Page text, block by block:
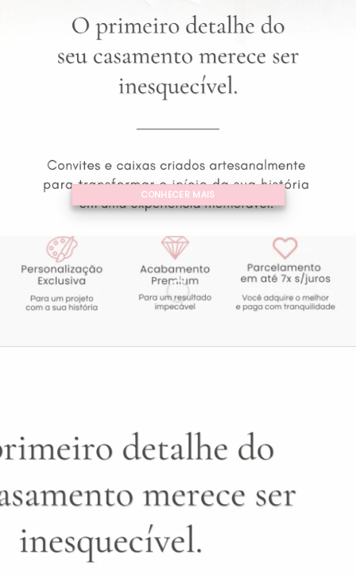
CONHECER MAIS